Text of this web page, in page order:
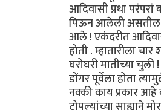
आदिवासी प्रथा
पिऊन आलेली असतील
आले ! एकंदरीत
होती . म्हातारीला
घरोघरी मातीच्या
डोंगर पूर्वेला होता
नक्की काय प्रकार